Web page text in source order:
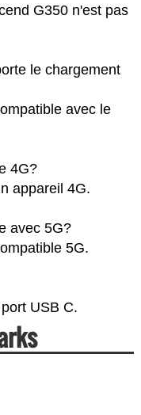
G350 n'est pas
le chargement
avec le
4G?
appareil 4G.
avec 5G?
5G.
USB C.